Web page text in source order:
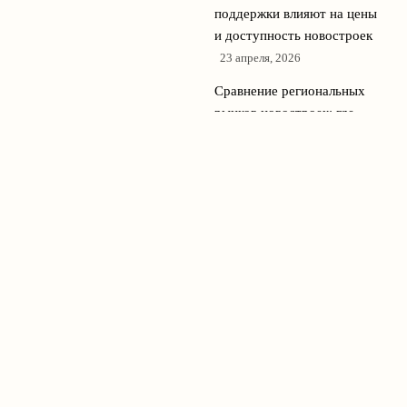
поддержки влияют на цены
и доступность новостроек
23 апреля, 2026
Сравнение региональных
рынков новостроек: где